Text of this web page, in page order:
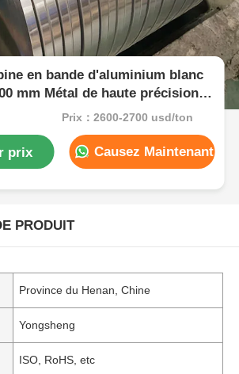
en bande d'aluminium blanc
mm Métal de haute précision
pièces automobiles et les
Prix：2600-2700 usd/ton
prix Causez Maintenant
PRODUIT
Province du Henan, Chine
Yongsheng
ISO, RoHS, etc